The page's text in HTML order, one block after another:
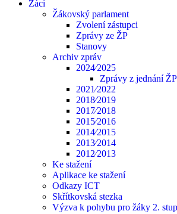
Žáci
Žákovský parlament
Zvolení zástupci
Zprávy ze ŽP
Stanovy
Archiv zpráv
2024⁄2025
Zprávy z jednání ŽP
2021⁄2022
2018⁄2019
2017⁄2018
2015⁄2016
2014⁄2015
2013⁄2014
2012⁄2013
Ke stažení
Aplikace ke stažení
Odkazy ICT
Skřítkovská stezka
Výzva k pohybu pro žáky 2.